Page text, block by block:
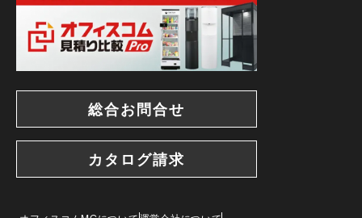
総合お問合せ
カタログ請求